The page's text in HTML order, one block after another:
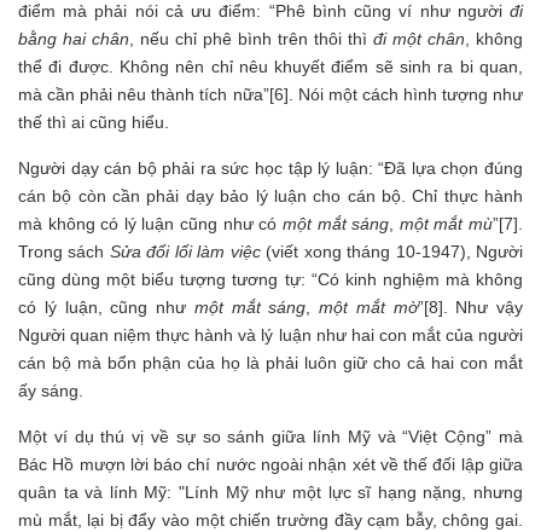
điểm mà phải nói cả ưu điểm: “Phê bình cũng ví như người đi
bằng hai chân, nếu chỉ phê bình trên thôi thì đi một chân, không
thể đi được. Không nên chỉ nêu khuyết điểm sẽ sinh ra bi quan,
mà cần phải nêu thành tích nữa”[6]. Nói một cách hình tượng như
thế thì ai cũng hiểu.
Người dạy cán bộ phải ra sức học tập lý luận: “Đã lựa chọn đúng
cán bộ còn cần phải dạy bảo lý luận cho cán bộ. Chỉ thực hành
mà không có lý luận cũng như có một mắt sáng, một mắt mù”[7].
Trong sách Sửa đổi lối làm việc (viết xong tháng 10-1947), Người
cũng dùng một biểu tượng tương tự: “Có kinh nghiệm mà không
có lý luận, cũng như một mắt sáng, một mắt mờ”[8]. Như vậy
Người quan niệm thực hành và lý luận như hai con mắt của người
cán bộ mà bổn phận của họ là phải luôn giữ cho cả hai con mắt
ấy sáng.
Một ví dụ thú vị về sự so sánh giữa lính Mỹ và “Việt Cộng” mà
Bác Hồ mượn lời báo chí nước ngoài nhận xét về thế đối lập giữa
quân ta và lính Mỹ: "Lính Mỹ như một lực sĩ hạng nặng, nhưng
mù mắt, lại bị đẩy vào một chiến trường đầy cạm bẫy, chông gai.